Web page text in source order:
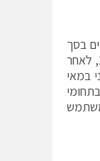
בסך
59 מיליון דולרים באוקטובר 2015, לאחר
במאי